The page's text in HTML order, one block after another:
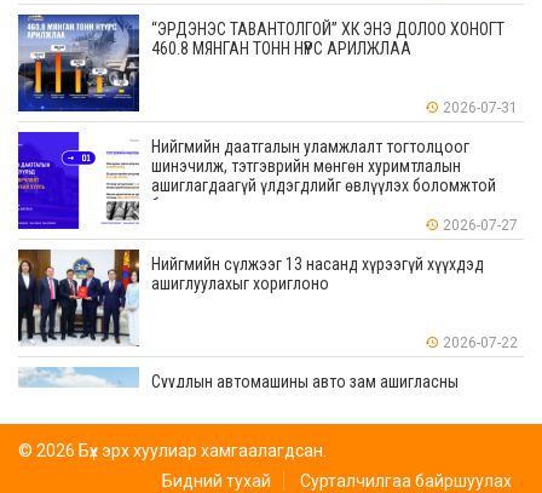
“ЭРДЭНЭС ТАВАНТОЛГОЙ” ХК ЭНЭ ДОЛОО ХОНОГТ
460.8 МЯНГАН ТОНН НҮҮРС АРИЛЖЛАА
2026-07-31
Нийгмийн даатгалын уламжлалт тогтолцоог
шинэчилж, тэтгэврийн мөнгөн хуримтлалын
ашиглагдаагүй үлдэгдлийг өвлүүлэх боломжтой
боллоо
2026-07-27
Нийгмийн сүлжээг 13 насанд хүрээгүй хүүхдэд
ашиглуулахыг хориглоно
2026-07-22
Суудлын автомашины авто зам ашигласны
автомашины төлбөрийг 10,000 төгрөгөөс 20,000
© 2026 Бүх эрх хуулиар хамгаалагдсан.
Бидний тухай
Сурталчилгаа байршуулах